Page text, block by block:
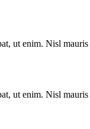
ut enim. Nisl
ut enim. Nisl